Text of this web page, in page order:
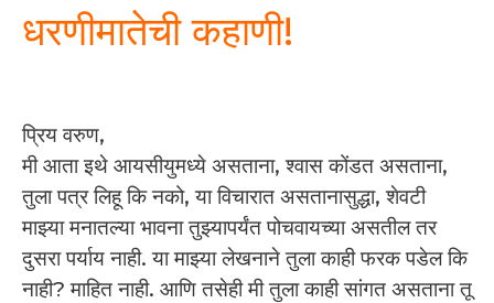
धरणीमातेची कहाणी!
प्रिय वरुण,
मी आता इथे आयसीयुमध्ये असताना, श्वास कोंडत असताना,
तुला पत्र लिहू कि नको, या विचारात असतानासुद्धा, शेवटी
माझ्या मनातल्या भावना तुझ्यापर्यंत पोचवायच्या असतील तर
दुसरा पर्याय नाही. या माझ्या लेखनाने तुला काही फरक पडेल कि
नाही? माहित नाही. आणि तसेही मी तुला काही सांगत असताना तू